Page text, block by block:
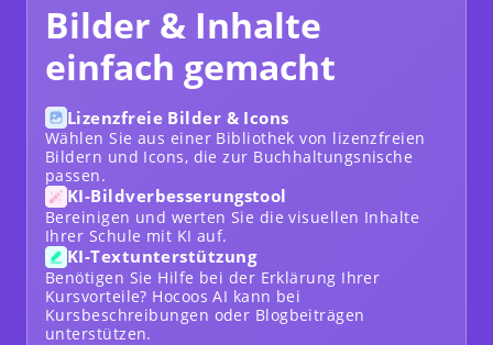
Bilder & Inhalte
einfach gemacht
Lizenzfreie Bilder & Icons
Wählen Sie aus einer Bibliothek von lizenzfreien
Bildern und Icons, die zur Buchhaltungsnische
passen.
KI-Bildverbesserungstool
Bereinigen und werten Sie die visuellen Inhalte
Ihrer Schule mit KI auf.
KI-Textunterstützung
Benötigen Sie Hilfe bei der Erklärung Ihrer
Kursvorteile? Hocoos AI kann bei
Kursbeschreibungen oder Blogbeiträgen
unterstützen.